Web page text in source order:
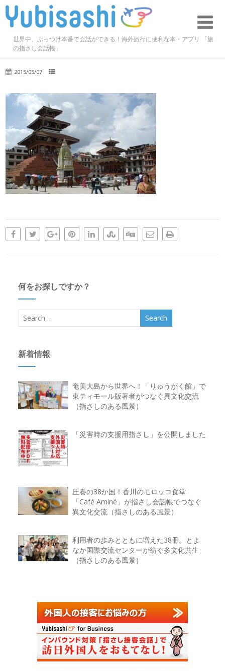
世界中、ぶっつけ本番で会話ができる！海外旅行に便利な本・アプリ 「旅
の指さし会話帳」
2015/05/07
何をお探しですか？
新着情報
奄美大島から世界へ！「りゅうがく館」で
東ティモール版著者がつなぐ異文化交流
（指さしのある風景）
「災害時の支援用指さし」を公開しました
圧巻の38か国！香川のモロッコ食堂
「Café Aminé」が指さし会話帳でつなぐ
異文化交流（指さしのある風景）
利用者の歩みとともに増えた38冊。とよ
なか国際交流センターが紡ぐ多文化共生
（指さしのある風景）